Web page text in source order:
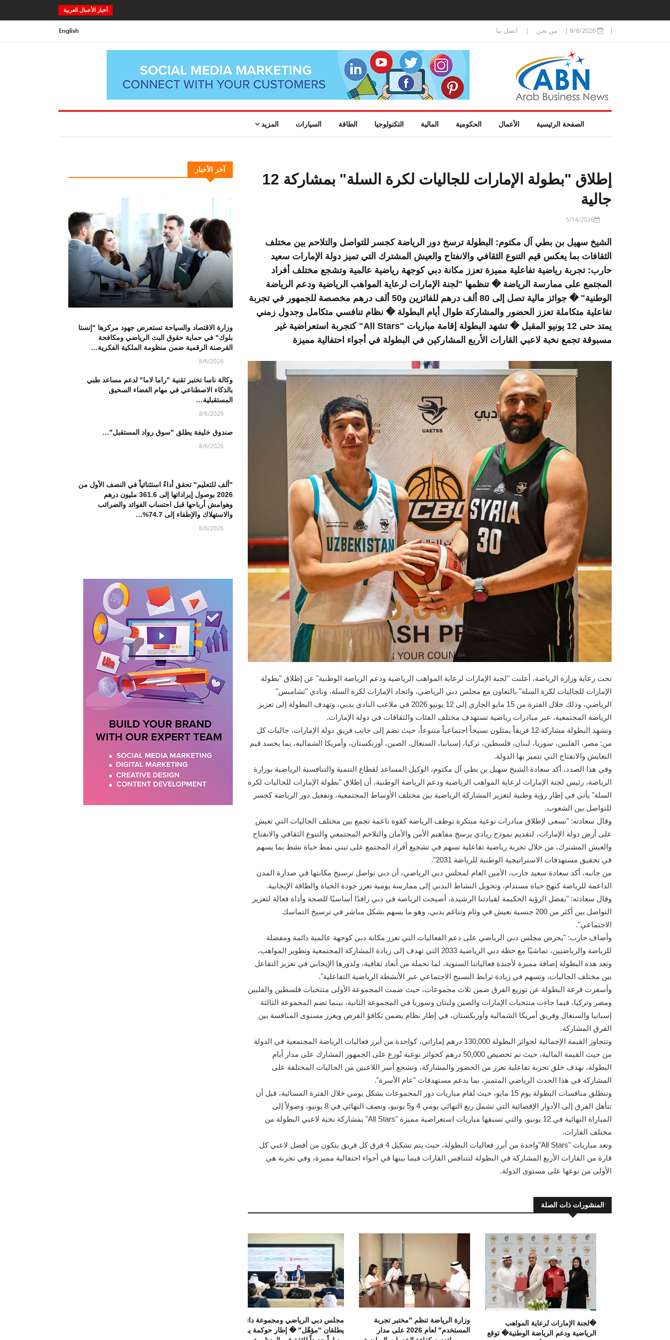
أخبار الأعمال العربية
8/8/2026
| من نحن | اتصل بنا
الصفحة الرئيسية الأعمال الحكومية المالية التكنولوجيا الطاقة السيارات المزيد
إطلاق "بطولة الإمارات للجاليات لكرة السلة" بمشاركة 12
جالية
5/14/2026
الشيخ سهيل بن بطي آل مكتوم: البطولة ترسخ دور الرياضة كجسر للتواصل والتلاحم بين مختلف
الثقافات بما يعكس قيم التنوع الثقافي والانفتاح والعيش المشترك التي تميز دولة الإمارات سعيد
حارب: تجربة رياضية تفاعلية مميزة تعزز مكانة دبي كوجهة رياضية عالمية وتشجع مختلف أفراد
المجتمع على ممارسة الرياضة � تنظمها "لجنة الإمارات لرعاية المواهب الرياضية ودعم الرياضة
الوطنية" � جوائز مالية تصل إلى 80 ألف درهم للفائزين و50 ألف درهم مخصصة للجمهور في تجربة
تفاعلية متكاملة تعزز الحضور والمشاركة طوال أيام البطولة � نظام تنافسي متكامل وجدول زمني
يمتد حتى 12 يونيو المقبل � تشهد البطولة إقامة مباريات "All Stars" كتجربة استعراضية غير
مسبوقة تجمع نخبة لاعبي القارات الأربع المشاركين في البطولة في أجواء احتفالية مميزة
تحت رعاية وزارة الرياضة، أعلنت "لجنة الإمارات لرعاية المواهب الرياضية ودعم الرياضة الوطنية" عن إطلاق "بطولة
الإمارات للجاليات لكرة السلة" بالتعاون مع مجلس دبي الرياضي، واتحاد الإمارات لكرة السلة، ونادي "تشامبس"
الرياضي، وذلك خلال الفترة من 15 مايو الجاري إلى 12 يونيو 2026 في ملاعب النادي بدبي، وتهدف البطولة إلى تعزيز
الرياضة المجتمعية، عبر مبادرات رياضية تستهدف مختلف الفئات والثقافات في دولة الإمارات.
وتشهد البطولة مشاركة 12 فريقاً يمثلون نسيجاً اجتماعياً متنوعاً، حيث تضم إلى جانب فريق دولة الإمارات، جاليات كل
من: مصر، الفلبين، سوريا، لبنان، فلسطين، تركيا، إسبانيا، السنغال، الصين، أوزبكستان، وأمريكا الشمالية، بما يجسد قيم
التعايش والانفتاح التي تتميز بها الدولة.
وفي هذا الصدد، أكد سعادة الشيخ سهيل بن بطي آل مكتوم، الوكيل المساعد لقطاع التنمية والتنافسية الرياضية بوزارة
الرياضة، رئيس لجنة الإمارات لرعاية المواهب الرياضية ودعم الرياضة الوطنية، أن إطلاق "بطولة الإمارات للجاليات لكرة
السلة" يأتي في إطار رؤية وطنية لتعزيز المشاركة الرياضية بين مختلف الأوساط المجتمعية، وتفعيل دور الرياضة كجسر
للتواصل بين الشعوب.
وقال سعادته: "نسعى لإطلاق مبادرات نوعية مبتكرة توظف الرياضة كقوة ناعمة تجمع بين مختلف الجاليات التي تعيش
على أرض دولة الإمارات، لتقديم نموذج ريادي يرسخ مفاهيم الأمن والأمان والتلاحم المجتمعي والتنوع الثقافي والانفتاح
والعيش المشترك، من خلال تجربة رياضية تفاعلية تسهم في تشجيع أفراد المجتمع على تبني نمط حياة نشط بما يسهم
في تحقيق مستهدفات الاستراتيجية الوطنية للرياضة 2031".
من جانبه، أكد سعادة سعيد حارب، الأمين العام لمجلس دبي الرياضي، أن دبي تواصل ترسيخ مكانتها في صدارة المدن
الداعمة للرياضة كنهج حياة مستدام، وتحويل النشاط البدني إلى ممارسة يومية تعزز جودة الحياة والطاقة الإيجابية.
وقال سعادته: "بفضل الرؤية الحكيمة لقيادتنا الرشيدة، أصبحت الرياضة في دبي رافدًا أساسيًا للصحة وأداة فعالة لتعزيز
التواصل بين أكثر من 200 جنسية تعيش في وئام وتناغم بدبي، وهو ما يسهم بشكل مباشر في ترسيخ التماسك
الاجتماعي".
وأضاف حارب: "يحرص مجلس دبي الرياضي على دعم الفعاليات التي تعزز مكانة دبي كوجهة عالمية دائمة ومفضلة
للرياضة والرياضيين، تماشيًا مع خطة دبي الرياضية 2033 التي تهدف إلى زيادة المشاركة المجتمعية وتطوير المواهب،
وتعد هذه البطولة إضافة مميزة لأجندة فعالياتنا السنوية، لما تحمله من أبعاد ثقافية، ولدورها الإيجابي في تعزيز التفاعل
بين مختلف الجاليات، وتسهم في زيادة ترابط النسيج الاجتماعي عبر الأنشطة الرياضية التفاعلية".
وأسفرت قرعة البطولة عن توزيع الفرق ضمن ثلاث مجموعات، حيث ضمت المجموعة الأولى منتخبات فلسطين والفلبين
ومصر وتركيا، فيما جاءت منتخبات الإمارات والصين ولبنان وسوريا في المجموعة الثانية، بينما تضم المجموعة الثالثة
إسبانيا والسنغال وفريق أمريكا الشمالية وأوزبكستان، في إطار نظام يضمن تكافؤ الفرص ويعزز مستوى المنافسة بين
الفرق المشاركة.
وتتجاوز القيمة الإجمالية لجوائز البطولة 130,000 درهم إماراتي، كواحدة من أبرز فعاليات الرياضة المجتمعية في الدولة
من حيث القيمة المالية، حيث تم تخصيص 50,000 درهم كجوائز نوعية تُوزع على الجمهور المشارك على مدار أيام
البطولة، بهدف خلق تجربة تفاعلية تعزز من الحضور والمشاركة، وتشجع أسر اللاعبين من الجاليات المختلفة على
المشاركة في هذا الحدث الرياضي المتميز، بما يدعم مستهدفات "عام الأسرة".
وتنطلق منافسات البطولة يوم 15 مايو، حيث تُقام مباريات دور المجموعات بشكل يومي خلال الفترة المسائية، قبل أن
تتأهل الفرق إلى الأدوار الإقصائية التي تشمل ربع النهائي يومي 4 و5 يونيو، ونصف النهائي في 8 يونيو، وصولاً إلى
المباراة النهائية في 12 يونيو، والتي تسبقها مباريات استعراضية مميزة "All Stars" بمشاركة نخبة لاعبي البطولة من
مختلف القارات.
وتعد مباريات "All Stars"واحدة من أبرز فعاليات البطولة، حيث يتم تشكيل 4 فرق كل فريق يتكون من أفضل لاعبي كل
قارة من القارات الأربع المشاركة في البطولة لتتنافس القارات فيما بينها في أجواء احتفالية مميزة، وفي تجربة هي
الأولى من نوعها على مستوى الدولة.
المنشورات ذات الصلة
مجلس دبي الرياضي ومجموعة داتافلو
يطلقان "مؤهّل" � إطار حوكمة يرسّخ
وزارة الرياضة تنظم "مختبر تجربة
المستخدم" لعام 2026 على مدار
�لجنة الإمارات لرعاية المواهب
الرياضية ودعم الرياضة الوطنية� توقع
آخر الأخبار
وزارة الاقتصاد والسياحة تستعرض جهود مركزها "إنستا
بلوك" في حماية حقوق البث الرياضي ومكافحة
القرصنة الرقمية ضمن منظومة الملكية الفكرية…
8/6/2026
وكالة ناسا تختبر تقنية "راما لاما" لدعم مساعد طبي
بالذكاء الاصطناعي في مهام الفضاء السحيق
المستقبلية…
8/6/2026
صندوق خليفة يطلق "سوق رواد المستقبل"…
8/6/2026
"ألف للتعليم" تحقق أداءً استثنائياً في النصف الأول من
2026 بوصول إيراداتها إلى 361.6 مليون درهم
وهوامش أرباحها قبل احتساب الفوائد والضرائب
والاستهلاك والإطفاء إلى 74.7%…
8/6/2026